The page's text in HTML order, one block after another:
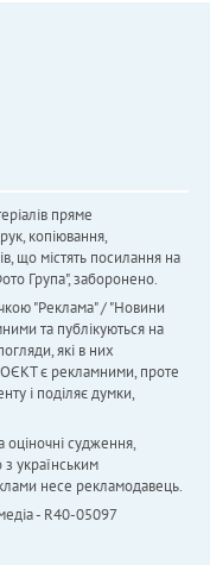
пряме
копіювання,
що містять посилання на
Група", заборонено.
"Реклама" / "Новини
та публікуються на
які в них
є рекламними, проте
і поділяє думки,
оціночні судження,
українським
несе рекламодавець.
- R40-05097